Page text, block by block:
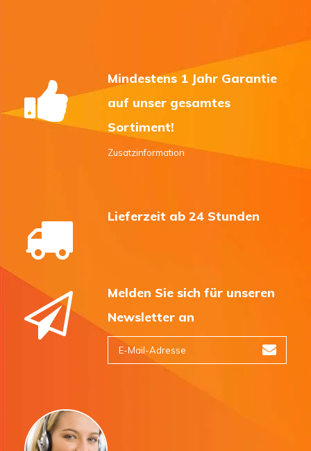
Mindestens 1 Jahr Garantie
auf unser gesamtes
Sortiment!
Zusatzinformation
Lieferzeit ab 24 Stunden
Melden Sie sich für unseren
Newsletter an